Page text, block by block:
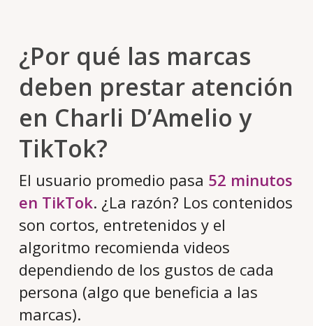
¿Por qué las marcas
deben prestar atención
en Charli D’Amelio y
TikTok?
El usuario promedio pasa 52 minutos
en TikTok. ¿La razón? Los contenidos
son cortos, entretenidos y el
algoritmo recomienda videos
dependiendo de los gustos de cada
persona (algo que beneficia a las
marcas).